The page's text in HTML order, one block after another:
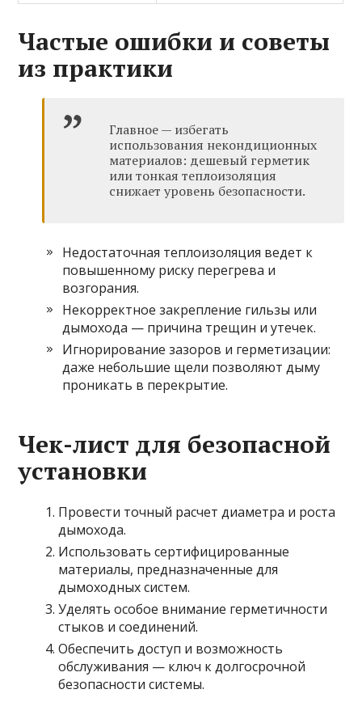
Частые ошибки и советы
из практики
Главное — избегать
использования некондиционных
материалов: дешевый герметик
или тонкая теплоизоляция
снижает уровень безопасности.
Недостаточная теплоизоляция ведет к
повышенному риску перегрева и
возгорания.
Некорректное закрепление гильзы или
дымохода — причина трещин и утечек.
Игнорирование зазоров и герметизации:
даже небольшие щели позволяют дыму
проникать в перекрытие.
Чек-лист для безопасной
установки
Провести точный расчет диаметра и роста
дымохода.
Использовать сертифицированные
материалы, предназначенные для
дымоходных систем.
Уделять особое внимание герметичности
стыков и соединений.
Обеспечить доступ и возможность
обслуживания — ключ к долгосрочной
безопасности системы.